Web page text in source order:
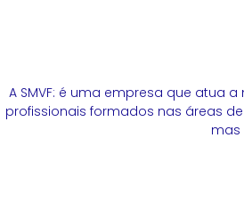
A SMVF: é uma empresa que atua
profissionais formados nas áreas
mas